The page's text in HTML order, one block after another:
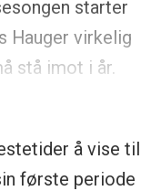
starter
Hauger virkelig
stå imot i år.
å vise til
første periode